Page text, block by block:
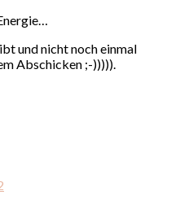
und nicht noch einmal
Abschicken ;-))))).